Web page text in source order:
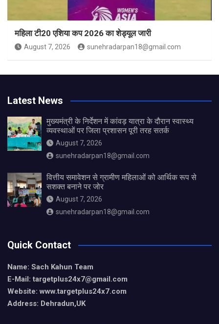
महिला टी20 एशिया कप 2026 का शेड्यूल जारी
August 7, 2026 sunehradarpan18@gmail.com
Latest News
मुख्यमंत्री के निर्देशन में कांवड़ यात्रा के दौरान स्वास्थ्य
व्यवस्थाओं पर जिला प्रशासन पूरी तरह सतर्क
August 7, 2026
sunehradarpan18@gmail.com
वित्तीय समावेशन से ग्रामीण महिलाओं को आर्थिक रूप से
सशक्त बनाने पर जोर
August 7, 2026
sunehradarpan18@gmail.com
Quick Contact
Name: Sach Kahun Team
E-Mail: targetplus24x7@gmail.com
Website: www.targetplus24x7.com
Address: Dehradun,UK